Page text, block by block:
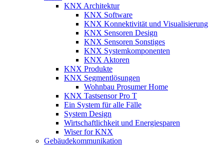
KNX Architektur
KNX Software
KNX Konnektivität und Visualisierung
KNX Sensoren Design
KNX Sensoren Sonstiges
KNX Systemkomponenten
KNX Aktoren
KNX Produkte
KNX Segmentlösungen
Wohnbau Prosumer Home
KNX Tastsensor Pro T
Ein System für alle Fälle
System Design
Wirtschaftlichkeit und Energiesparen
Wiser for KNX
Gebäudekommunikation